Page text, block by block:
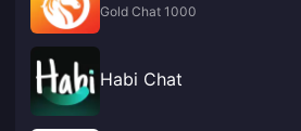
Gold Chat 1000
Habi Chat